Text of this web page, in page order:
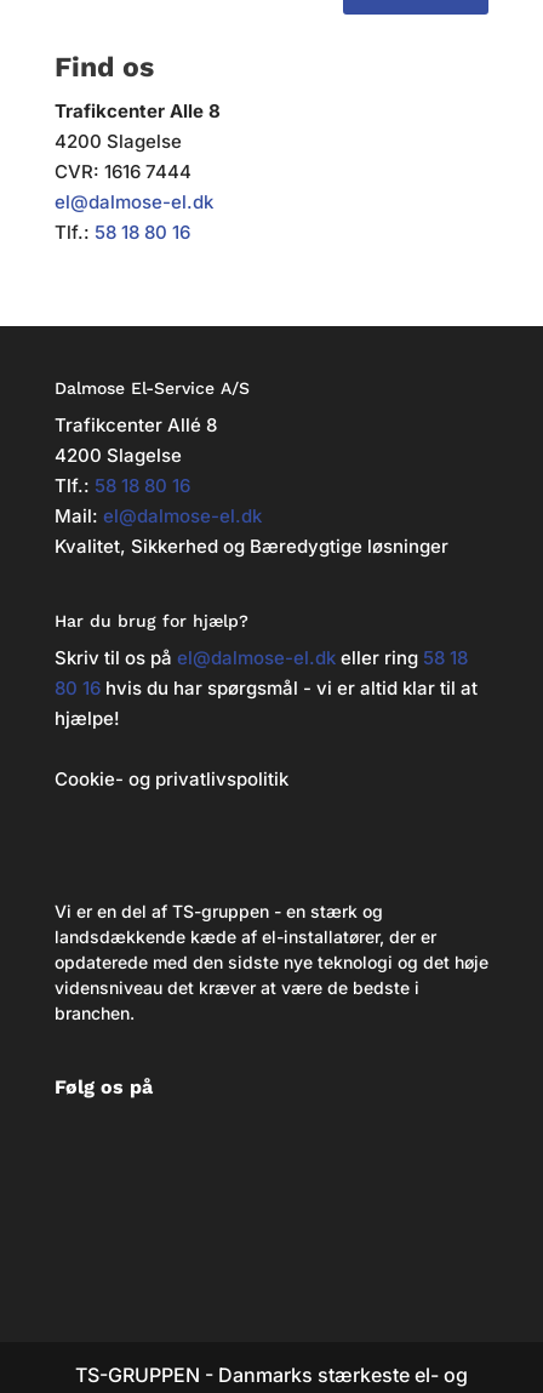
Find os
Trafikcenter Alle 8
4200 Slagelse
CVR: 1616 7444
el@dalmose-el.dk
Tlf.: 58 18 80 16
Dalmose El-Service A/S
Trafikcenter Allé 8
4200 Slagelse
Tlf.: 58 18 80 16
Mail: el@dalmose-el.dk
Kvalitet, Sikkerhed og Bæredygtige løsninger
Har du brug for hjælp?
Skriv til os på el@dalmose-el.dk eller ring 58 18
80 16hvis du har spørgsmål - vi er altid klar til at
hjælpe!
Cookie- og privatlivspolitik
Vi er en del af TS-gruppen - en stærk og
landsdækkende kæde af el-installatører, der er
opdaterede med den sidste nye teknologi og det høje
vidensniveau det kræver at være de bedste i
branchen.
Følg os på
TS-GRUPPEN - Danmarks stærkeste el- og